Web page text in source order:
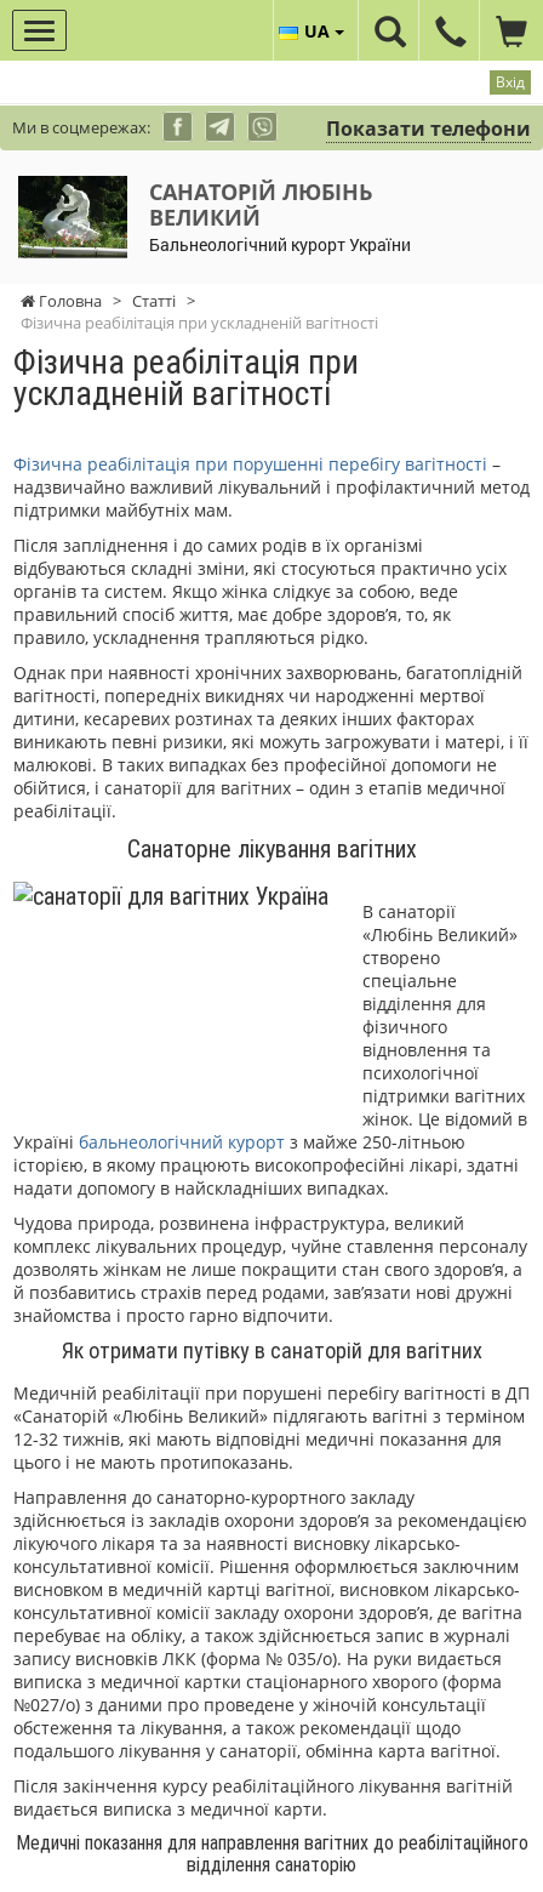
Вхід
Ми в соцмережах: Показати телефони
САНАТОРІЙ ЛЮБІНЬ
ВЕЛИКИЙ
Бальнеологічний курорт України
UA
Головна > Статті >
Фізична реабілітація при ускладненій вагітності
Фізична реабілітація при
ускладненій вагітності
Фізична реабілітація при порушенні перебігу вагітності –
надзвичайно важливий лікувальний і профілактичний метод
підтримки майбутніх мам.
Після запліднення і до самих родів в їх організмі
відбуваються складні зміни, які стосуються практично усіх
органів та систем. Якщо жінка слідкує за собою, веде
правильний спосіб життя, має добре здоров’я, то, як
правило, ускладнення трапляються рідко.
Однак при наявності хронічних захворювань, багатоплідній
вагітності, попередніх викиднях чи народженні мертвої
дитини, кесаревих розтинах та деяких інших факторах
виникають певні ризики, які можуть загрожувати і матері, і її
малюкові. В таких випадках без професійної допомоги не
обійтися, і санаторії для вагітних – один з етапів медичної
реабілітації.
Санаторне лікування вагітних
В санаторії
«Любінь Великий»
створено
спеціальне
відділення для
фізичного
відновлення та
психологічної
підтримки вагітних
жінок. Це відомий в
Україні бальнеологічний курорт з майже 250-літньою
історією, в якому працюють високопрофесійні лікарі, здатні
надати допомогу в найскладніших випадках.
Чудова природа, розвинена інфраструктура, великий
комплекс лікувальних процедур, чуйне ставлення персоналу
дозволять жінкам не лише покращити стан свого здоров’я, а
й позбавитись страхів перед родами, зав’язати нові дружні
знайомства і просто гарно відпочити.
Як отримати путівку в санаторій для вагітних
Медичній реабілітації при порушені перебігу вагітності в ДП
«Санаторій «Любінь Великий» підлягають вагітні з терміном
12-32 тижнів, які мають відповідні медичні показання для
цього і не мають протипоказань.
Направлення до санаторно-курортного закладу
здійснюється із закладів охорони здоров’я за рекомендацією
лікуючого лікаря та за наявності висновку лікарсько-
консультативної комісії. Рішення оформлюється заключним
висновком в медичній картці вагітної, висновком лікарсько-
консультативної комісії закладу охорони здоров’я, де вагітна
перебуває на обліку, а також здійснюється запис в журналі
запису висновків ЛКК (форма № 035/о). На руки видається
виписка з медичної картки стаціонарного хворого (форма
№027/о) з даними про проведене у жіночій консультації
обстеження та лікування, а також рекомендації щодо
подальшого лікування у санаторії, обмінна карта вагітної.
Після закінчення курсу реабілітаційного лікування вагітній
видається виписка з медичної карти.
Медичні показання для направлення вагітних до реабілітаційного
відділення санаторію